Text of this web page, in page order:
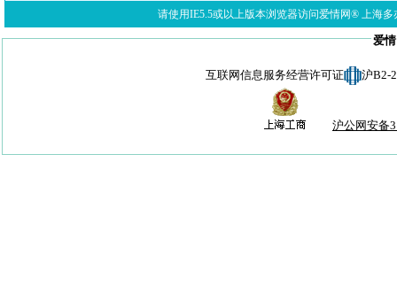
请使用IE5.5或以上版本浏览器访问爱情网® 上海多
爱
互联网信息服务经营许可证 沪B2-
沪公网安备